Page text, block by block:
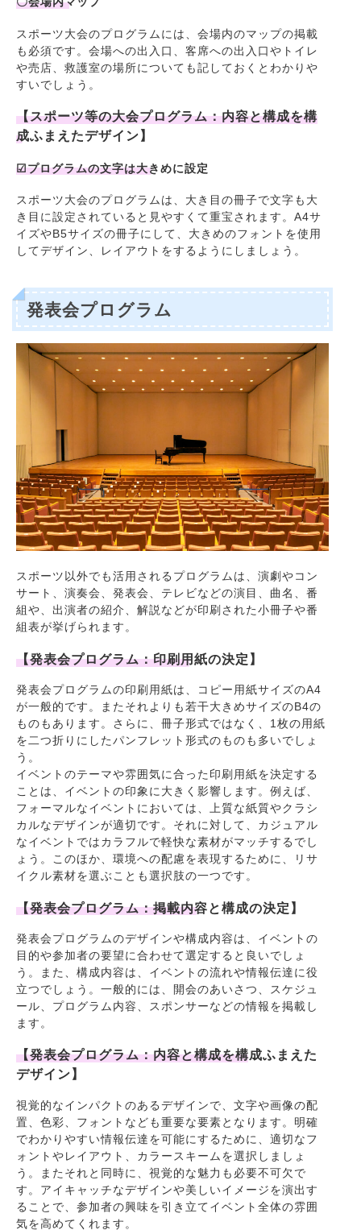
スポーツ大会のプログラムには、会場内のマップの掲載
も必須です。会場への出入口、客席への出入口やトイレ
や売店、救護室の場所についても記しておくとわかりや
すいでしょう。
【スポーツ等の大会プログラム：内容と構成を構
成ふまえたデザイン】
☑プログラムの文字は大きめに設定
スポーツ大会のプログラムは、大き目の冊子で文字も大
き目に設定されていると見やすくて重宝されます。A4サ
イズやB5サイズの冊子にして、大きめのフォントを使用
してデザイン、レイアウトをするようにしましょう。
発表会プログラム
スポーツ以外でも活用されるプログラムは、演劇やコン
サート、演奏会、発表会、テレビなどの演目、曲名、番
組や、出演者の紹介、解説などが印刷された小冊子や番
組表が挙げられます。
【発表会プログラム：印刷用紙の決定】
発表会プログラムの印刷用紙は、コピー用紙サイズのA4
が一般的です。またそれよりも若干大きめサイズのB4の
ものもあります。さらに、冊子形式ではなく、1枚の用紙
を二つ折りにしたパンフレット形式のものも多いでしょ
う。
イベントのテーマや雰囲気に合った印刷用紙を決定する
ことは、イベントの印象に大きく影響します。例えば、
フォーマルなイベントにおいては、上質な紙質やクラシ
カルなデザインが適切です。それに対して、カジュアル
なイベントではカラフルで軽快な素材がマッチするでし
ょう。このほか、環境への配慮を表現するために、リサ
イクル素材を選ぶことも選択肢の一つです。
【発表会プログラム：掲載内容と構成の決定】
発表会プログラムのデザインや構成内容は、イベントの
目的や参加者の要望に合わせて選定すると良いでしょ
う。また、構成内容は、イベントの流れや情報伝達に役
立つでしょう。一般的には、開会のあいさつ、スケジュ
ール、プログラム内容、スポンサーなどの情報を掲載し
ます。
【発表会プログラム：内容と構成を構成ふまえた
デザイン】
視覚的なインパクトのあるデザインで、文字や画像の配
置、色彩、フォントなども重要な要素となります。明確
でわかりやすい情報伝達を可能にするために、適切なフ
ォントやレイアウト、カラースキームを選択しましょ
う。またそれと同時に、視覚的な魅力も必要不可欠で
す。アイキャッチなデザインや美しいイメージを演出す
ることで、参加者の興味を引き立てイベント全体の雰囲
気を高めてくれます。